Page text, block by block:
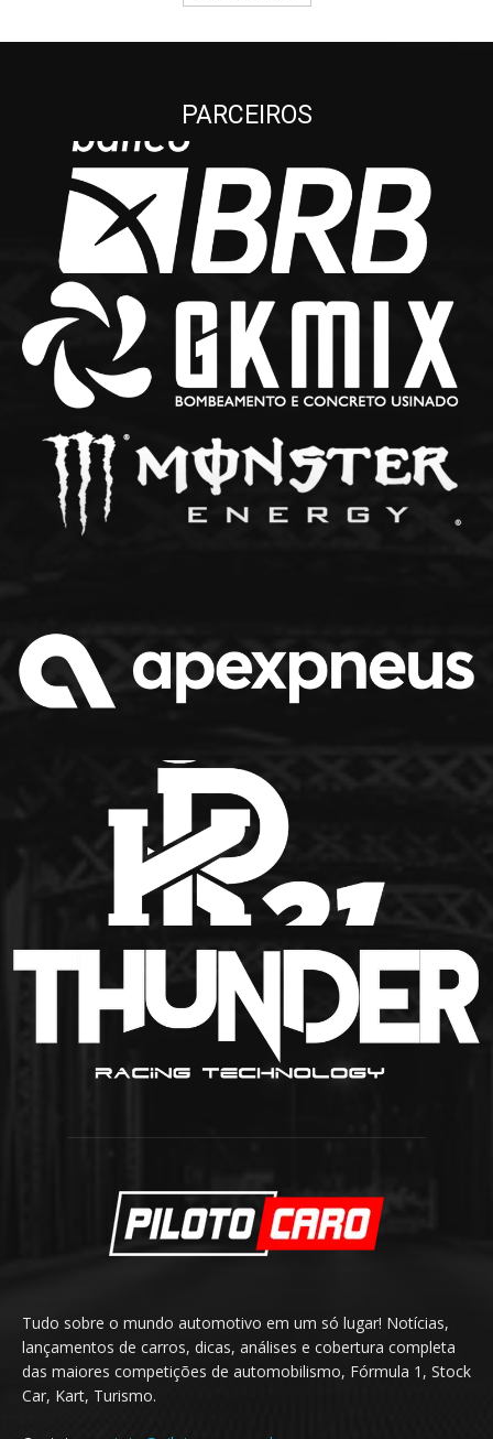
PARCEIROS
Tudo sobre o mundo automotivo em um só lugar! Notícias,
lançamentos de carros, dicas, análises e cobertura completa
das maiores competições de automobilismo, Fórmula 1, Stock
Car, Kart, Turismo.